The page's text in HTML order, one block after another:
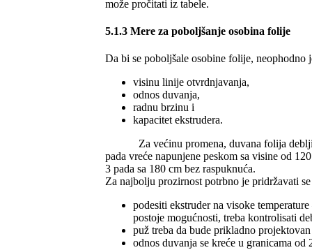
može pročitati iz tabele.
5.1.3 Mere za poboljšanje osobina folije
Da bi se poboljšale osobine folije, neophodno
visinu linije otvrdnjavanja,
odnos duvanja,
radnu brzinu i
kapacitet ekstrudera.
Za većinu promena, duvana folija
pada vreće napunjene peskom sa visine od
3 pada sa 180 cm bez raspuknuća.
Za najbolju prozirnost potrbno je pridržavati
podesiti ekstruder na visoke
postoje mogućnosti, treba kontrolisati
puž treba da bude prikladno
odnos duvanja se kreće u granicama od